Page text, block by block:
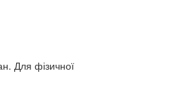
Для фізичної